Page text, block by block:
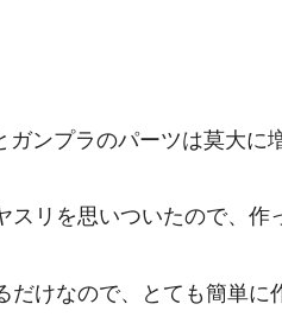
ガンプラのパーツは莫大
リを思いついたので、作
けなので、とても簡単に